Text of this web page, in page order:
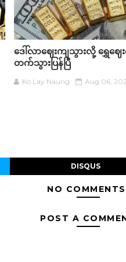
ဒေါ်လာဈေးကျသွားလို့ ရွှေဈေ
တက်သွားပြန်ပြီ
Ko Lay Naung Aug 06,
DISQUS
NO
POST A